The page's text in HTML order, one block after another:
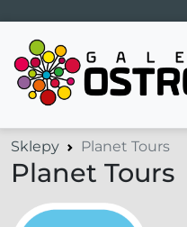
Main Navigation
Sklepy Planet Tours
Planet Tours